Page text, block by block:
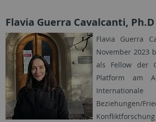
Flavia Guerra Cavalcanti, Ph.D
Flavia Guerra
November 2023
als Fellow der
Platform am
Internationale